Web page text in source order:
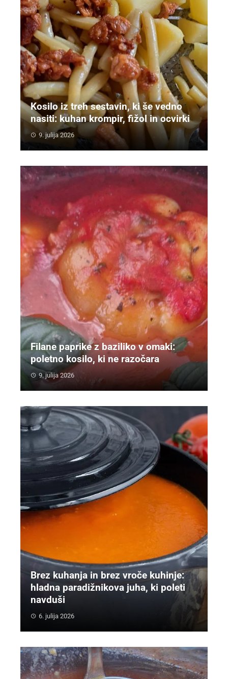
Kosilo iz treh sestavin, ki še vedno
nasiti: kuhan krompir, fižol in ocvirki
9. julija 2026
Filane paprike z baziliko v omaki:
poletno kosilo, ki ne razočara
9. julija 2026
Brez kuhanja in brez vroče kuhinje:
hladna paradižnikova juha, ki poleti
navduši
6. julija 2026